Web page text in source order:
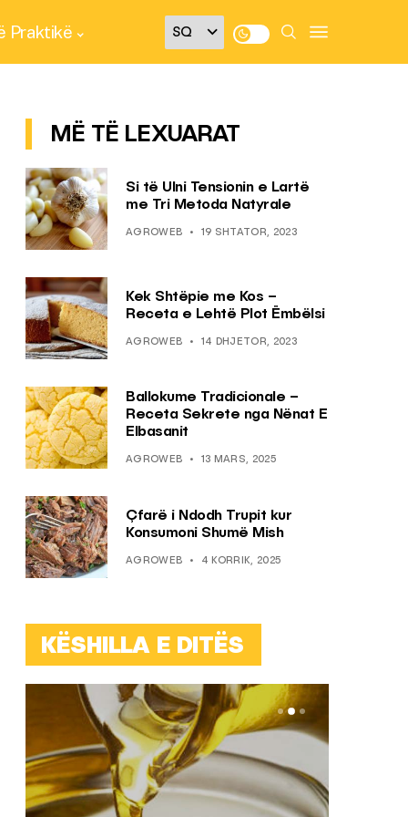
Praktikë
MË TË LEXUARAT
Si të Ulni Tensionin e Lartë
me Tri Metoda Natyrale
AGROWEB 19 SHTATOR, 2023
Kek Shtëpie me Kos –
Receta e Lehtë Plot Ëmbëlsi
AGROWEB 14 DHJETOR, 2023
Ballokume Tradicionale –
Receta Sekrete nga Nënat E
Elbasanit
AGROWEB 13 MARS, 2025
Çfarë i Ndodh Trupit kur
Konsumoni Shumë Mish
AGROWEB 4 KORRIK, 2025
KËSHILLA E DITËS